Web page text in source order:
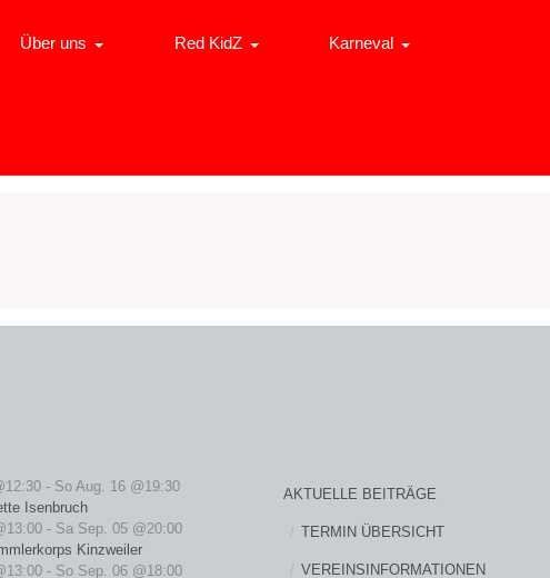
Über uns Red KidZ Karneval
- So Aug. 16 @19:30
Isenbruch
- Sa Sep. 05 @20:00
Kinzweiler
- So Sep. 06 @18:00
AKTUELLE BEITRÄGE
TERMIN ÜBERSICHT
VEREINSINFORMATIONEN